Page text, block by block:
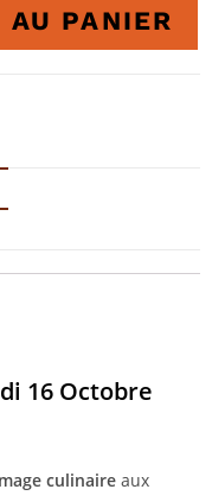
AU PANIER
16 Octobre
culinaire aux